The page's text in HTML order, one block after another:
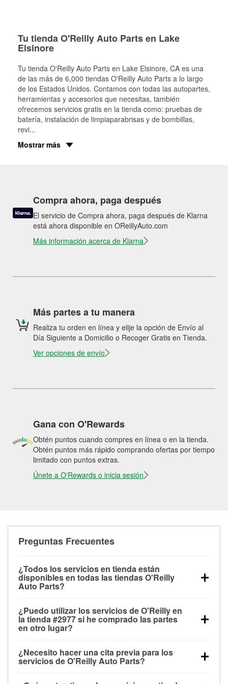
Tu tienda O'Reilly Auto Parts en Lake
Elsinore
Tu tienda O'Reilly Auto Parts en Lake Elsinore, CA es una
de las más de 6,000 tiendas O'Reilly Auto Parts a lo largo
de los Estados Unidos. Contamos con todas las autopartes,
herramientas y accesorios que necesitas, también
ofrecemos servicios gratis en la tienda como: pruebas de
batería, instalación de limpiaparabrisas y de bombillas,
revi...
Mostrar más
Compra ahora, paga después
El servicio de Compra ahora, paga después de Klarna
está ahora disponible en OReillyAuto.com
Más información acerca de Klarna
Más partes a tu manera
Realiza tu orden en línea y elije la opción de Envío al
Día Siguiente a Domicilio o Recoger Gratis en Tienda.
Ver opciones de envío
Gana con O'Rewards
Obtén puntos cuando compres en línea o en la tienda.
Obtén puntos más rápido comprando ofertas por tiempo
limitado con puntos extras.
Únete a O'Rewards o inicia sesión
Preguntas Frecuentes
¿Todos los servicios en tienda están
disponibles en todas las tiendas O'Reilly
Auto Parts?
las pruebas de batería, pruebas de alternador y
motor de arranque, revisión de la luz “Check Engine”
con O'Reilly VeriScan® e instalación de
limpiaparabrisas o bombillas, están disponibles en
todas las tiendas O'Reilly Auto Parts. La tienda
¿Puedo utilizar los servicios de O'Reilly en
la tienda #2977 si he comprado las partes
en otro lugar?
de O'Reilly Auto Parts que estén disponibles en la
tienda #2977 de Lake Elsinore, CA aunque hayas
¿Necesito hacer una cita previa para los
servicios de O'Reilly Auto Parts?